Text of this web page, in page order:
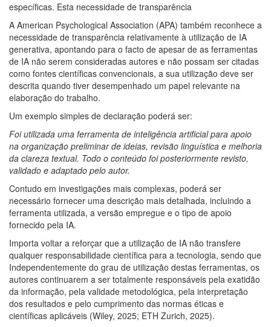
específicas. Esta necessidade de transparência
A American Psychological Association (APA) também reconhece a
necessidade de transparência relativamente à utilização de IA
generativa, apontando para o facto de apesar de as ferramentas
de IA não serem consideradas autores e não possam ser citadas
como fontes científicas convencionais, a sua utilização deve ser
descrita quando tiver desempenhado um papel relevante na
elaboração do trabalho.
Um exemplo simples de declaração poderá ser:
Foi utilizada uma ferramenta de inteligência artificial para apoio
na organização preliminar de ideias, revisão linguística e melhoria
da clareza textual. Todo o conteúdo foi posteriormente revisto,
validado e adaptado pelo autor.
Contudo em investigações mais complexas, poderá ser
necessário fornecer uma descrição mais detalhada, incluindo a
ferramenta utilizada, a versão empregue e o tipo de apoio
fornecido pela IA.
Importa voltar a reforçar que a utilização de IA não transfere
qualquer responsabilidade científica para a tecnologia, sendo que
Independentemente do grau de utilização destas ferramentas, os
autores continuarem a ser totalmente responsáveis pela exatidão
da informação, pela validade metodológica, pela interpretação
dos resultados e pelo cumprimento das normas éticas e
científicas aplicáveis (Wiley, 2025; ETH Zurich, 2025).